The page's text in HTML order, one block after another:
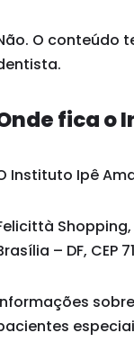
O conteúdo
fica o
Instituto Ipê
Shopping,
– DF, CEP